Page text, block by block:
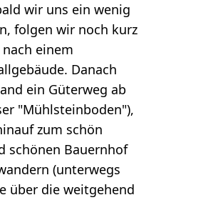
wir uns ein wenig
folgen wir noch kurz
einem
Danach
ein Güterweg ab
"Mühlsteinboden"),
zum schön
schönen Bauernhof
(unterwegs
über die weitgehend